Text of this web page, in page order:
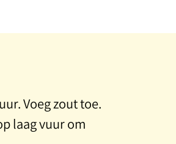
Voeg zout toe.
laag vuur om